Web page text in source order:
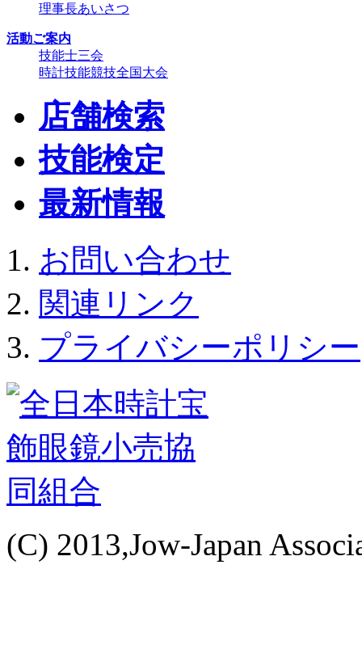
理事長あいさつ
活動ご案内
技能士三会
時計技能競技全国大会
店舗検索
技能検定
最新情報
お問い合わせ
関連リンク
プライバシーポリシー
(C) 2013,Jow-Japan